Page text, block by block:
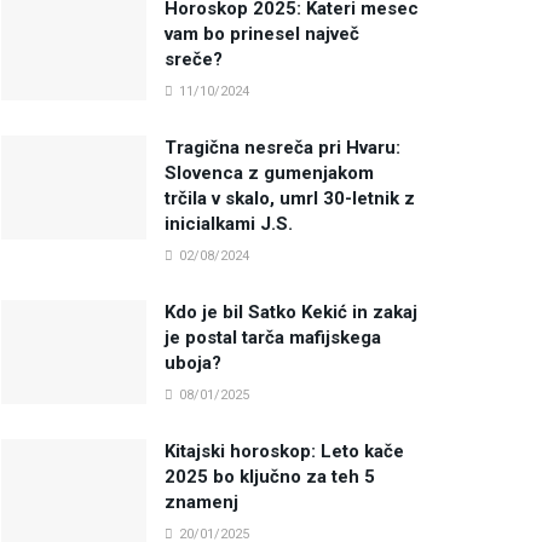
Horoskop 2025: Kateri mesec
vam bo prinesel največ
sreče?
11/10/2024
Tragična nesreča pri Hvaru:
Slovenca z gumenjakom
trčila v skalo, umrl 30-letnik z
inicialkami J.S.
02/08/2024
Kdo je bil Satko Kekić in zakaj
je postal tarča mafijskega
uboja?
08/01/2025
Kitajski horoskop: Leto kače
2025 bo ključno za teh 5
znamenj
20/01/2025